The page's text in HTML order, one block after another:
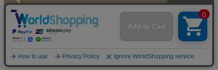
お問い合わせ
表示：スマートフォン｜PC
copyright (c) 2013 Barenplatte all rights reserved.